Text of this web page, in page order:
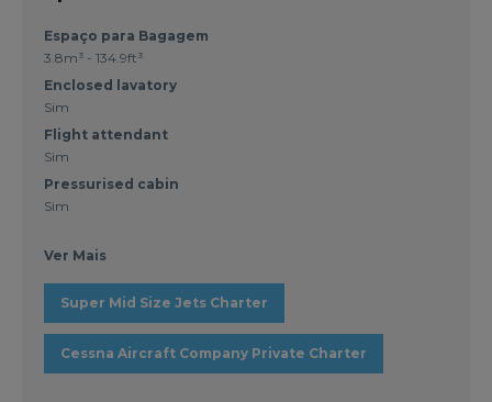
Espaço para Bagagem
3.8m³ - 134.9ft³
Enclosed lavatory
Sim
Flight attendant
Sim
Pressurised cabin
Sim
Ver Mais
Super Mid Size Jets Charter
Cessna Aircraft Company Private Charter